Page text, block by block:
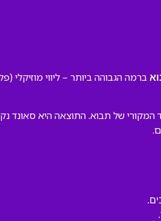
ברמה הגבוהה ביותר – ליווי מוזיקלי
של תבוא. התוצאה היא סאונד